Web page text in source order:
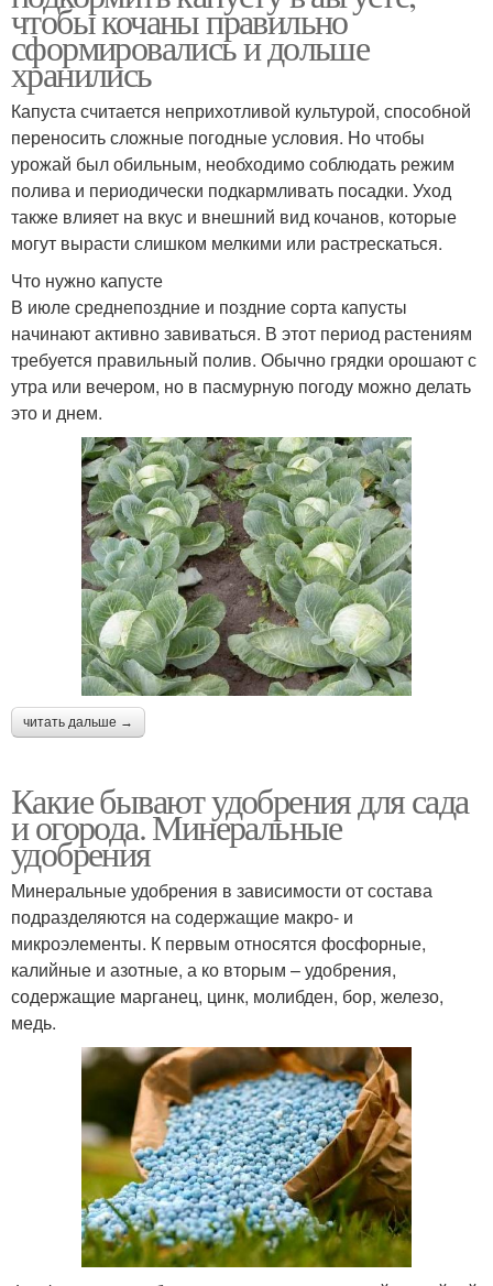
чтобы кочаны правильно
сформировались и дольше
хранились
Капуста считается неприхотливой культурой, способной
переносить сложные погодные условия. Но чтобы
урожай был обильным, необходимо соблюдать режим
полива и периодически подкармливать посадки. Уход
также влияет на вкус и внешний вид кочанов, которые
могут вырасти слишком мелкими или растрескаться.
Что нужно капусте
В июле среднепоздние и поздние сорта капусты
начинают активно завиваться. В этот период растениям
требуется правильный полив. Обычно грядки орошают с
утра или вечером, но в пасмурную погоду можно делать
это и днем.
читать дальше →
Какие бывают удобрения для сада
и огорода. Минеральные
удобрения
Минеральные удобрения в зависимости от состава
подразделяются на содержащие макро- и
микроэлементы. К первым относятся фосфорные,
калийные и азотные, а ко вторым – удобрения,
содержащие марганец, цинк, молибден, бор, железо,
медь.